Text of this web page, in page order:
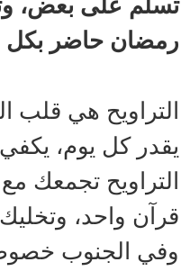
رمضان حاضر بكل
التراويح هي قلب
يقدر كل يوم،
التراويح تجمعك
قرآن واحد،
وفي الجنوب